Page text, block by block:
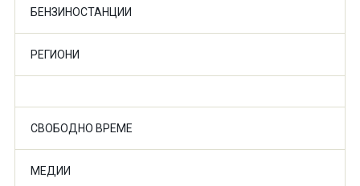
БЕНЗИНОСТАНЦИИ
РЕГИОНИ
СВОБОДНО ВРЕМЕ
МЕДИИ